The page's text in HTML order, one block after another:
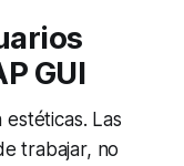
GUI
Las
trabajar, no